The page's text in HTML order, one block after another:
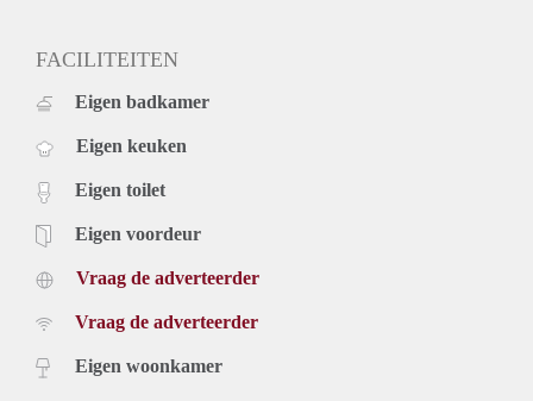
FACILITEITEN
Eigen badkamer
Eigen keuken
Eigen toilet
Eigen voordeur
Vraag de adverteerder
Vraag de adverteerder
Eigen woonkamer